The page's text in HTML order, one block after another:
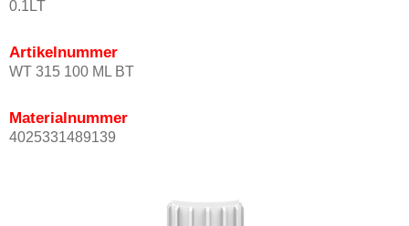
0.1LT
Artikelnummer
WT 315 100 ML BT
Materialnummer
4025331489139